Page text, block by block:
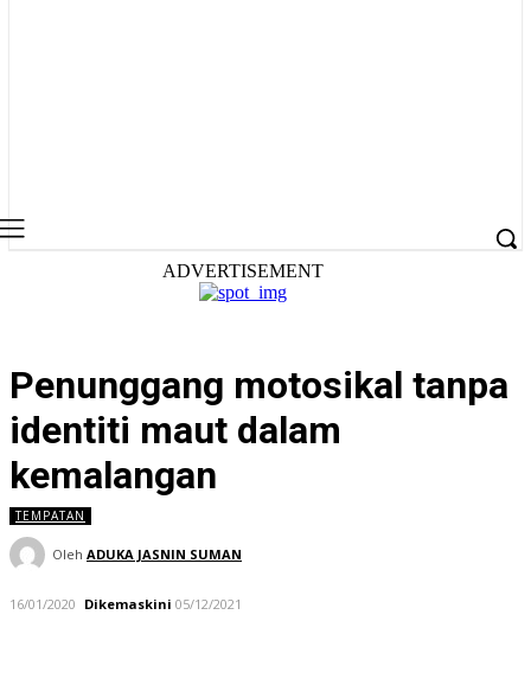
ADVERTISEMENT
Penunggang motosikal tanpa
identiti maut dalam
kemalangan
TEMPATAN
Oleh ADUKA JASNIN SUMAN
16/01/2020 Dikemaskini 05/12/2021